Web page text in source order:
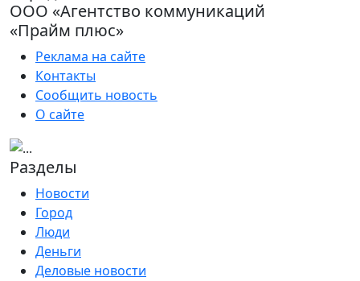
ООО «Агентство коммуникаций
«Прайм плюс»
Реклама на сайте
Контакты
Сообщить новость
О сайте
Разделы
Новости
Город
Люди
Деньги
Деловые новости